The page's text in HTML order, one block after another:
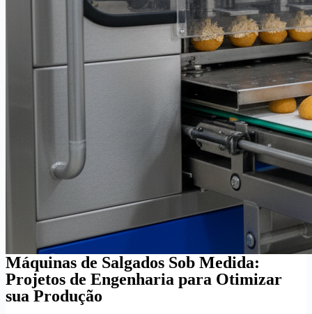
Máquinas de Salgados Sob Medida:
Projetos de Engenharia para Otimizar
sua Produção